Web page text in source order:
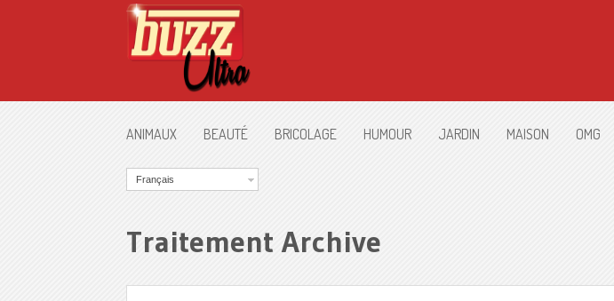
ANIMAUX BEAUTÉ BRICOLAGE HUMOUR JARDIN MAISON OMG
Français
Traitement Archive